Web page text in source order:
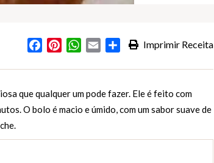
Imprimir Receita
FacebookPinterestWhatsApp
Email Partilhar
que qualquer um pode fazer. Ele é feito com
O bolo é macio e úmido, com um sabor suave de